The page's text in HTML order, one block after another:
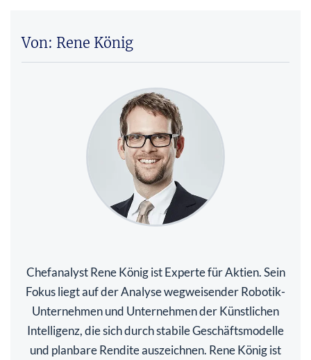
Von: Rene König
Chefanalyst Rene König ist Experte für Aktien. Sein
Fokus liegt auf der Analyse wegweisender Robotik-
Unternehmen und Unternehmen der Künstlichen
Intelligenz, die sich durch stabile Geschäftsmodelle
und planbare Rendite auszeichnen. Rene König ist